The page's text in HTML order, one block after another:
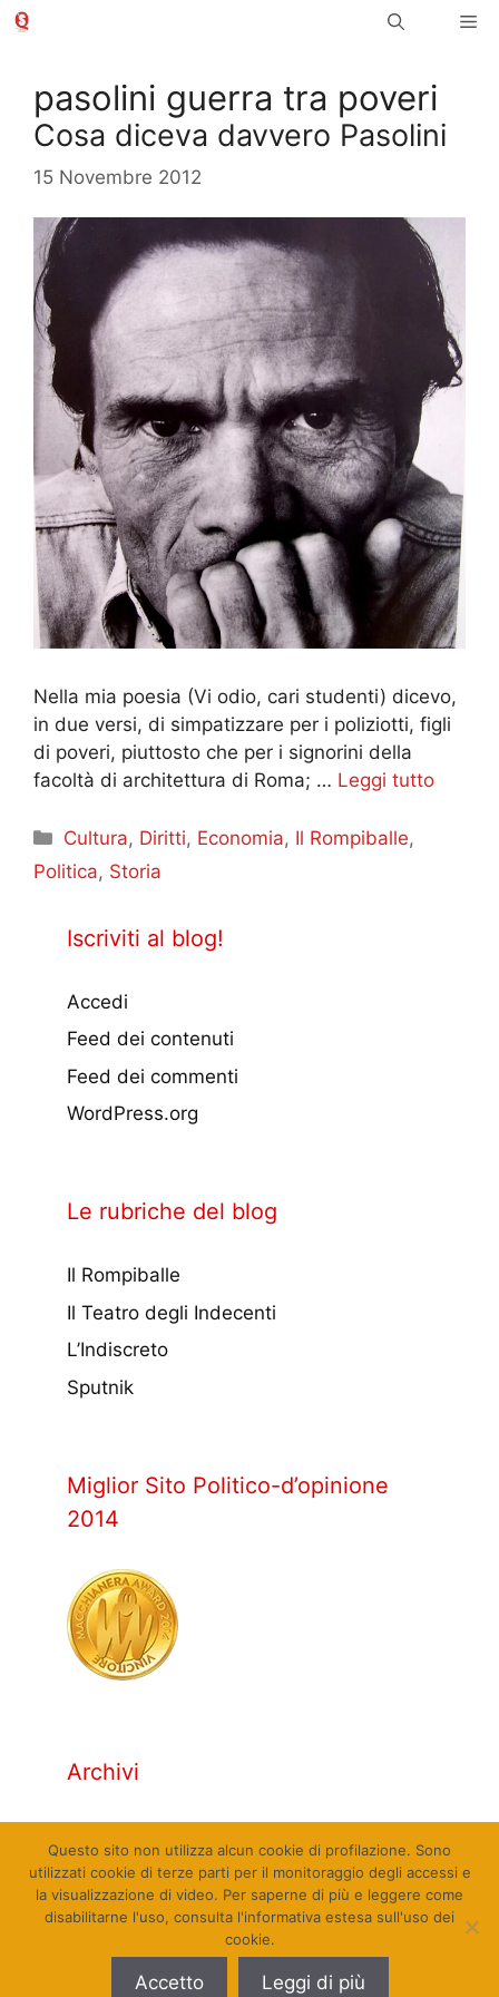
Vai
pasolini guerra tra poveri
Cosa diceva davvero Pasolini
15 Novembre 2012
Nella mia poesia (Vi odio, cari studenti) dicevo,
in due versi, di simpatizzare per i poliziotti, figli
di poveri, piuttosto che per i signorini della
facoltà di architettura di Roma; … Leggi tutto
Categorie
Cultura, Diritti, Economia, Il Rompiballe,
Politica, Storia
Iscriviti al blog!
Accedi
Feed dei contenuti
Feed dei commenti
WordPress.org
Le rubriche del blog
Il Rompiballe
Il Teatro degli Indecenti
L’Indiscreto
Sputnik
Miglior Sito Politico-d’opinione
2014
Archivi
© Qualcosa di Sinistra 2010 - 2026. Tutti i diritti
Questo sito non utilizza alcun cookie di profilazione. Sono
utilizzati cookie di terze parti per il monitoraggio degli accessi e
la visualizzazione di video. Per saperne di più e leggere come
disabilitarne l'uso, consulta l'informativa estesa sull'uso dei
cookie.
Accetto Leggi di più